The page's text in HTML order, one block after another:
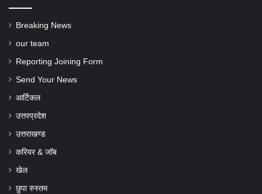
Breaking News
our team
Reporting Joining Form
Send Your News
आर्टिकल
उत्तरप्रदेश
उत्तराखण्ड
करियर & जॉब
खेल
छुपा रुस्तम